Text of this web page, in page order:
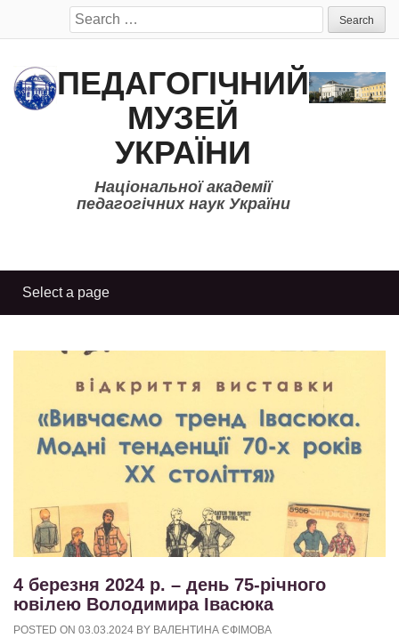
Search
for:
ПЕДАГОГІЧНИЙ
МУЗЕЙ
УКРАЇНИ
Національної академії
педагогічних наук України
4 березня 2024 р. – день 75-річного
ювілею Володимира Івасюка
POSTED ON 03.03.2024 BY ВАЛЕНТИНА ЄФІМОВА